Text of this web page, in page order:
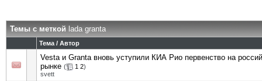
Темы с меткой lada granta
Тема / Автор
Vesta и Granta вновь уступили КИА Рио первенство на
рынке ( 1 2)
svett